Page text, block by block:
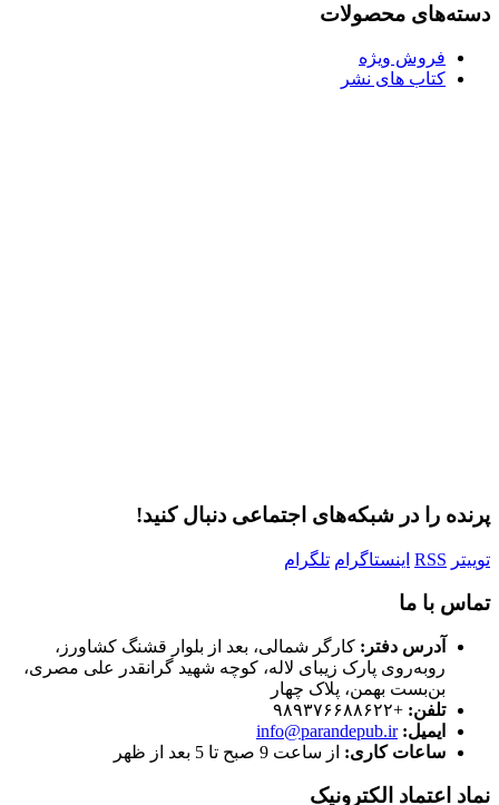
دسته‌های محصولات
فروش ویژه
کتاب های نشر
پرنده را در شبکه‌های اجتماعی دنبال کنید!
توییتر RSS اینستاگرام تلگرام
تماس با ما
آدرس دفتر: کارگر شمالی، بعد از بلوار قشنگ کشاورز،
روبه‌روی پارک زیبای لاله، کوچه شهید گرانقدر علی مصری،
بن‌بست بهمن، پلاک چهار
تلفن: +۹۸۹۳۷۶۶۸۸۶۲۲
ایمیل: info@parandepub.ir
ساعات کاری: از ساعت 9 صبح تا 5 بعد از ظهر
نماد اعتماد الکترونیک